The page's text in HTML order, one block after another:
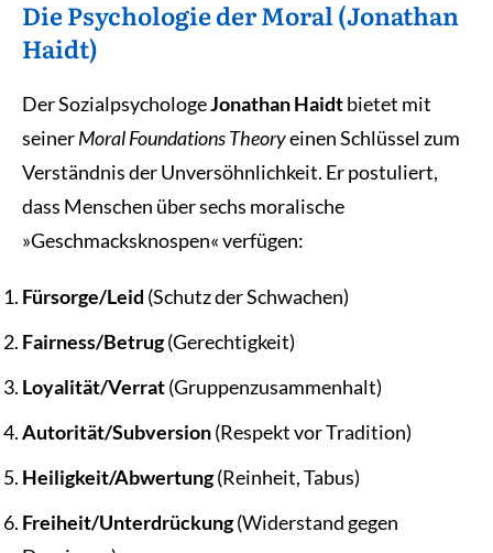
Die Psychologie der Moral (Jonathan
Haidt)
Der SozialpsychologeJonathan Haidtbietet mit
seinerMoral Foundations Theoryeinen Schlüssel zum
Verständnis der Unversöhnlichkeit. Er postuliert,
dass Menschen über sechs moralische
»Geschmacksknospen« verfügen:
Fürsorge/Leid (Schutz der Schwachen)
Fairness/Betrug(Gerechtigkeit)
Loyalität/Verrat(Gruppenzusammenhalt)
Autorität/Subversion(Respekt vor Tradition)
Heiligkeit/Abwertung(Reinheit, Tabus)
Freiheit/Unterdrückung(Widerstand gegen